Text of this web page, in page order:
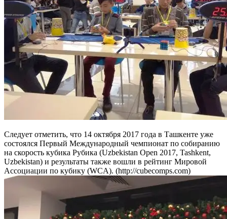
Следует отметить, что 14 октября 2017 года в Ташкенте уже
состоялся Первый Международный чемпионат по собиранию
на скорость кубика Рубика (Uzbekistan Open 2017, Tashkent,
Uzbekistan) и результаты также вошли в рейтинг Мировой
Ассоциации по кубику (WCA). (http://cubecomps.com)